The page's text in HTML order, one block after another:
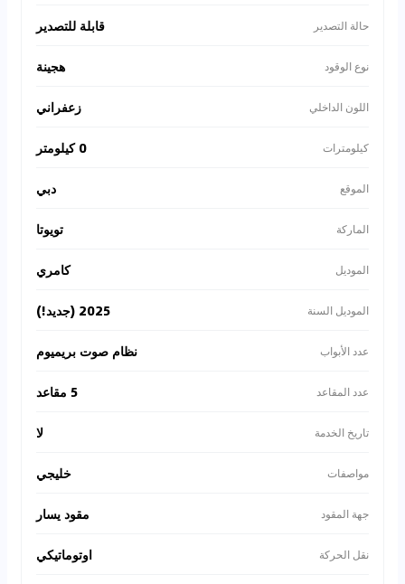
حالة التصدير قابلة للتصدير
نوع الوقود هجينة
اللون الداخلي زعفراني
كيلومترات 0 كيلومتر
الموقع دبي
الماركة تويوتا
الموديل كامري
الموديل السنة 2025 (جديد!)
عدد الأبواب نظام صوت بريميوم
عدد المقاعد 5 مقاعد
تاريخ الخدمة لا
مواصفات خليجي
جهة المقود مقود يسار
نقل الحركة اوتوماتيكي